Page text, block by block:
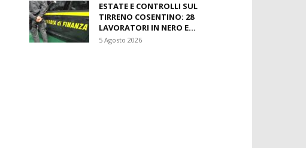
ESTATE E CONTROLLI SUL
TIRRENO COSENTINO: 28
LAVORATORI IN NERO E...
5 Agosto 2026